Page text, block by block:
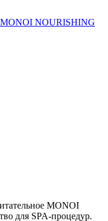
MONOI
для SPA-процедур.